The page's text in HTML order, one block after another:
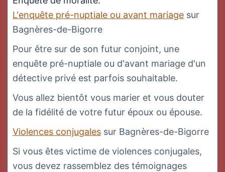
L'enquête pré-nuptiale ou avant mariage sur
Bagnères-de-Bigorre
Pour être sur de son futur conjoint, une
enquête pré-nuptiale ou d'avant mariage d'un
détective privé est parfois souhaitable.
Vous allez bientôt vous marier et vous douter
de la fidélité de votre futur époux ou épouse.
Violences conjugales sur Bagnères-de-Bigorre
Si vous êtes victime de violences conjugales,
vous devez rassemblez des témoignages